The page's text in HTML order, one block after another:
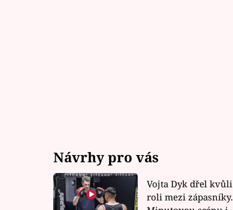
Návrhy pro vás
Vojta Dyk dřel kvůli
roli mezi zápasníky.